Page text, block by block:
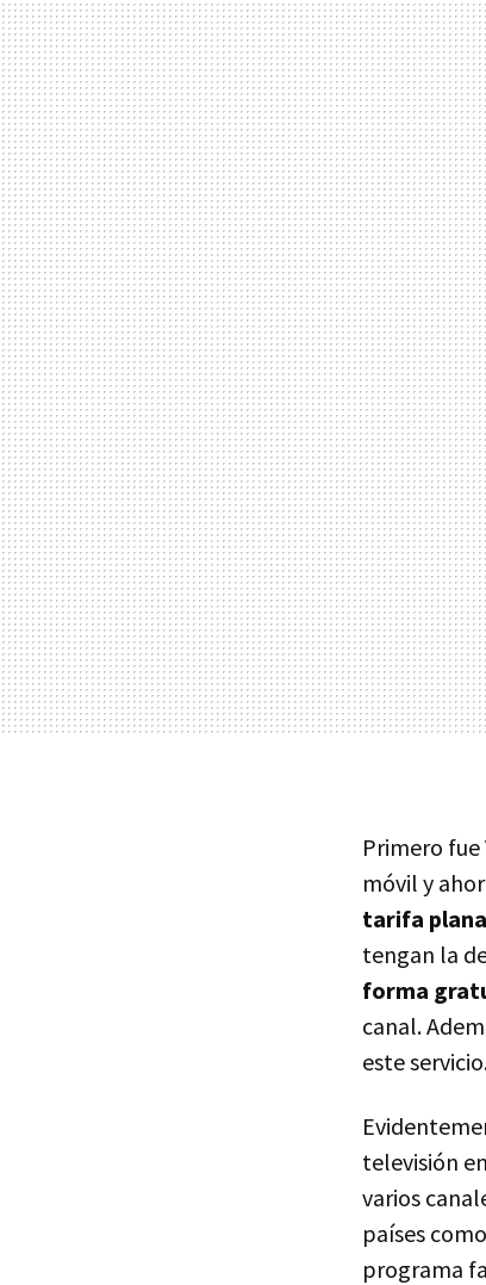
Primero
móvil y
tarifa
tengan la
forma
canal.
este
televisión
varios
países
programa